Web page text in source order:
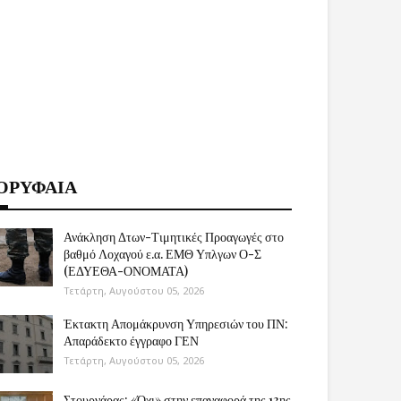
Ανάκληση Δτων-Τιμητικές Προαγωγές στο
βαθμό Λοχαγού ε.α. ΕΜΘ Υπλγων Ο-Σ
(ΕΔΥΕΘΑ-ΟΝΟΜΑΤΑ)
Τετάρτη, Αυγούστου 05, 2026
Έκτακτη Απομάκρυνση Υπηρεσιών του ΠΝ:
Απαράδεκτο έγγραφο ΓΕΝ
Τετάρτη, Αυγούστου 05, 2026